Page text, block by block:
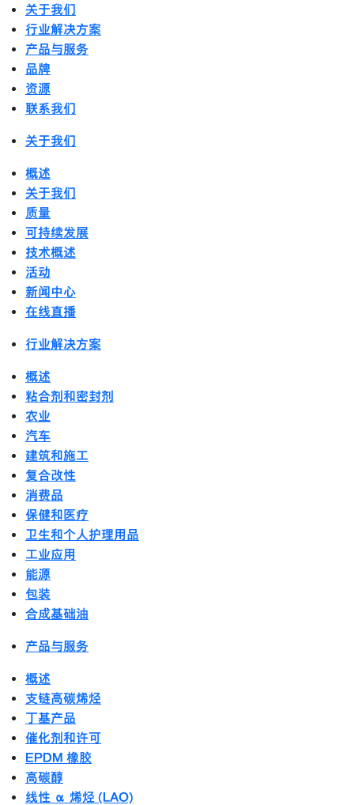
关于我们
行业解决方案
产品与服务
品牌
资源
联系我们
关于我们
概述
关于我们
质量
可持续发展
技术概述
活动
新闻中心
在线直播
行业解决方案
概述
粘合剂和密封剂
农业
汽车
建筑和施工
复合改性
消费品
保健和医疗
卫生和个人护理用品
工业应用
能源
包装
合成基础油
产品与服务
概述
支链高碳烯烃
丁基产品
催化剂和许可
EPDM 橡胶
高碳醇
线性 α 烯烃 (LAO)